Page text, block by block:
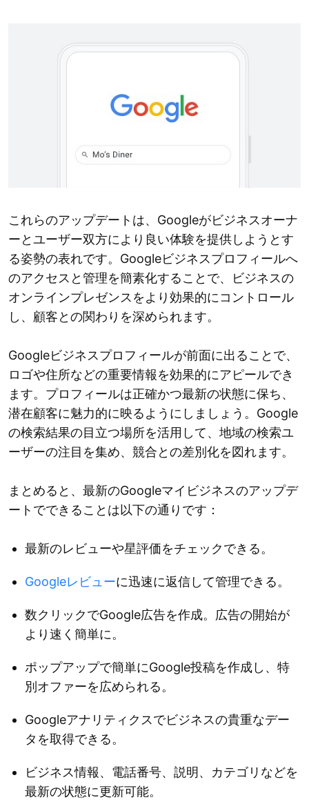
これらのアップデートは、Googleがビジネスオーナ
ーとユーザー双方により良い体験を提供しようとす
る姿勢の表れです。Googleビジネスプロフィールへ
のアクセスと管理を簡素化することで、ビジネスの
オンラインプレゼンスをより効果的にコントロール
し、顧客との関わりを深められます。
Googleビジネスプロフィールが前面に出ることで、
ロゴや住所などの重要情報を効果的にアピールでき
ます。プロフィールは正確かつ最新の状態に保ち、
潜在顧客に魅力的に映るようにしましょう。Google
の検索結果の目立つ場所を活用して、地域の検索ユ
ーザーの注目を集め、競合との差別化を図れます。
まとめると、最新のGoogleマイビジネスのアップデ
ートでできることは以下の通りです：
最新のレビューや星評価をチェックできる。
Googleレビューに迅速に返信して管理できる。
数クリックでGoogle広告を作成。広告の開始が
より速く簡単に。
ポップアップで簡単にGoogle投稿を作成し、特
別オファーを広められる。
Googleアナリティクスでビジネスの貴重なデー
タを取得できる。
ビジネス情報、電話番号、説明、カテゴリなどを
最新の状態に更新可能。